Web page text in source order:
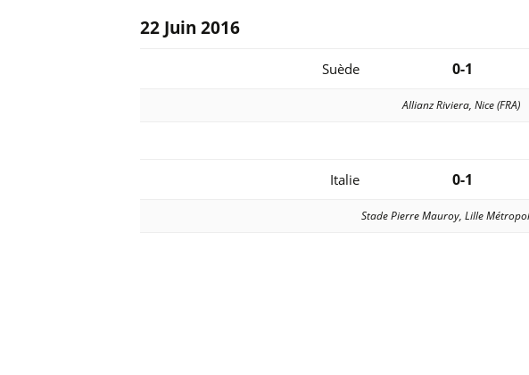
22 Juin 2016
Suède 0-1
Allianz Riviera, Nice (FRA)
Italie 0-1
Stade Pierre Mauroy, Lille